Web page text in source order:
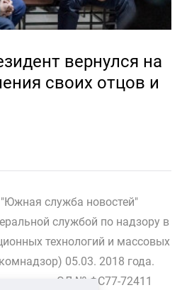
вернулся на
своих отцов и
служба новостей"
службой по надзору в
технологий и массовых
05.03. 2018 года.
ЭЛ № ФС77-72411